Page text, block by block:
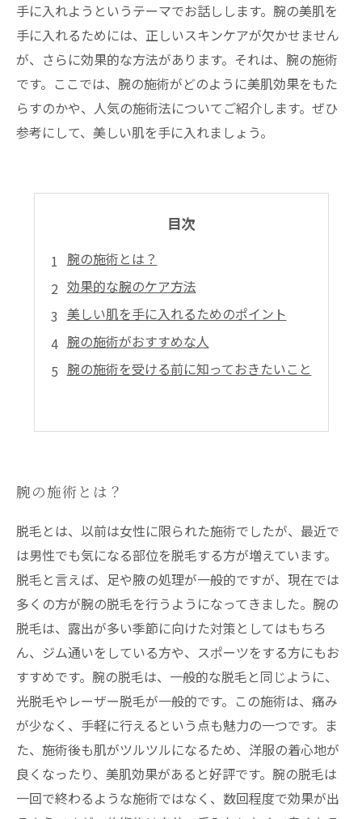
手に入れようというテーマでお話しします。腕の美肌を
手に入れるためには、正しいスキンケアが欠かせません
が、さらに効果的な方法があります。それは、腕の施術
です。ここでは、腕の施術がどのように美肌効果をもた
らすのかや、人気の施術法についてご紹介します。ぜひ
参考にして、美しい肌を手に入れましょう。
目次
腕の施術とは？
効果的な腕のケア方法
美しい肌を手に入れるためのポイント
腕の施術がおすすめな人
腕の施術を受ける前に知っておきたいこと
腕の施術とは？
脱毛とは、以前は女性に限られた施術でしたが、最近で
は男性でも気になる部位を脱毛する方が増えています。
脱毛と言えば、足や腋の処理が一般的ですが、現在では
多くの方が腕の脱毛を行うようになってきました。腕の
脱毛は、露出が多い季節に向けた対策としてはもちろ
ん、ジム通いをしている方や、スポーツをする方にもお
すすめです。腕の脱毛は、一般的な脱毛と同じように、
光脱毛やレーザー脱毛が一般的です。この施術は、痛み
が少なく、手軽に行えるという点も魅力の一つです。ま
た、施術後も肌がツルツルになるため、洋服の着心地が
良くなったり、美肌効果があると好評です。腕の脱毛は
一回で終わるような施術ではなく、数回程度で効果が出